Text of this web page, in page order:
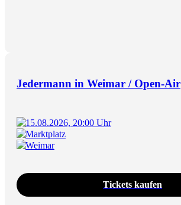
Jedermann in Weimar / Open-Air
15.08.2026, 20:00 Uhr
Marktplatz
Weimar
Tickets kaufen